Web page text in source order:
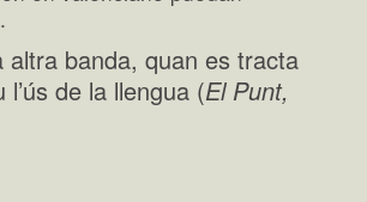
altra banda, quan es tracta
de la llengua (El Punt,